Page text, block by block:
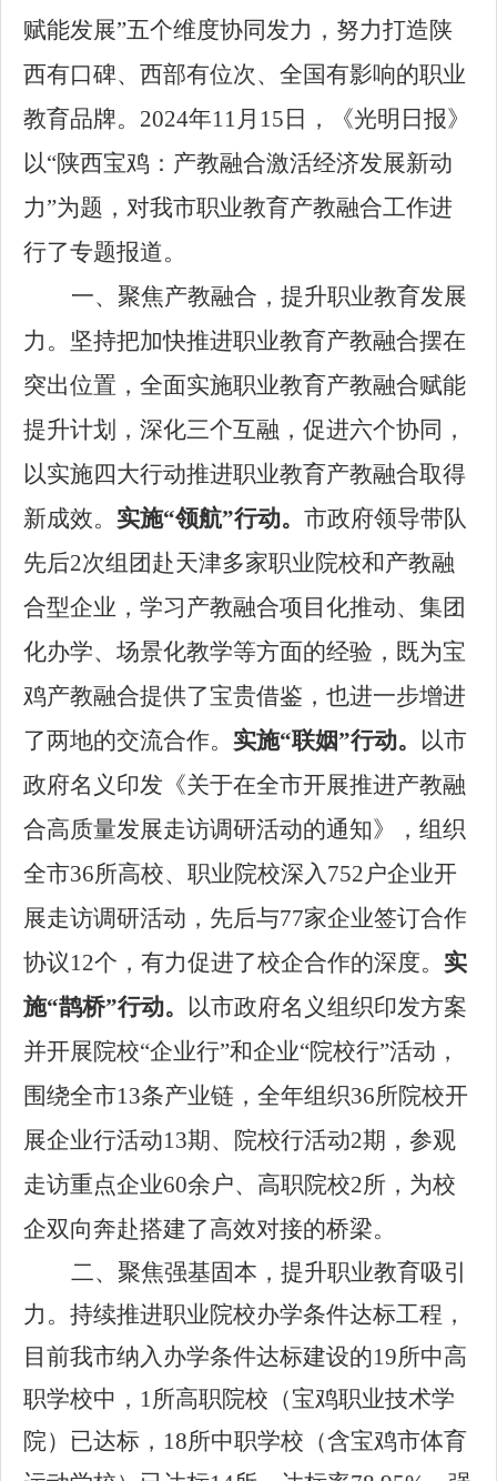
赋能发展”五个维度协同发力， 努力打造陕
西有口碑、西部有位次、全国有影响的职业
教育品牌。 2024年11月15日，《光明日报》
以“陕西宝鸡： 产教融合激活经济发展新动
力”为题，对我市职业教育产教融合工作进
行了专题报道。
一、聚焦产教融合，提升职业教育发展
力。 坚持把加快推进职业教育产教融合摆在
突出位置，全面实施职业教育产教融合赋能
提升计划，深化三个互融，促进六个协同，
以实施四大行动推进职业教育产教融合取得
新成效。 实施“领航”行动。 市政府领导带队
先后2次组团赴天津多家职业院校和产教融
合型企业， 学习产教融合项目化推动、集团
化办学、场景化教学等方面的经验，既为宝
鸡产教融合提供了宝贵借鉴，也进一步增进
了两地的交流合作。 实施“联姻”行动。
以市
政府名义印发《关于在全市开展推进产教融
合高质量发展走访调研活动的通知》， 组织
全市36所高校、职业院校深入752户企业开
展走访调研活动， 先后与77家企业签订合作
协议12个，有力促进了校企合作的深度。 实
施“鹊桥”行动。
以市政府名义组织印发方案
并开展院校“企业行”和企业“院校行”活动，
围绕全市13条产业链，全年组织36所院校开
展企业行活动13期、院校行活动2期，参观
走访重点企业60余户、高职院校2所，为校
企双向奔赴搭建了高效对接的桥梁。
二、聚焦强基固本，提升职业教育吸引
力。 持续推进职业院校办学条件达标工程，
目前我市纳入办学条件达标建设的19所中高
职学校中，1所高职院校（宝鸡职业技术学
院）已达标，18所中职学校（含宝鸡市体育